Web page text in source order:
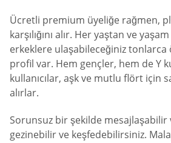
Ücretli premium üyeliğe rağmen,
karşılığını alır. Her yaştan ve
erkeklere ulaşabileceğiniz tonlarca
profil var. Hem gençler, hem de Y
kullanıcılar, aşk ve mutlu flört için
alırlar.
Sorunsuz bir şekilde
gezinebilir ve keşfedebilirsiniz.